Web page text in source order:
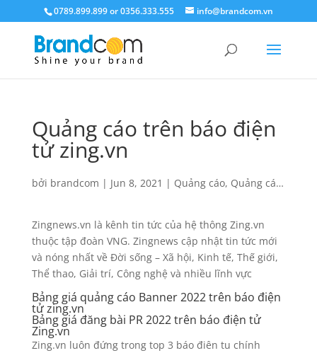
0789.899.899 or 0356.333.555 info@brandcom.vn
Quảng cáo trên báo điện
tử zing.vn
bởi brandcom | Jun 8, 2021 | Quảng cáo, Quảng cáo
Zingnews.vn là kênh tin tức của hệ thông Zing.vn
thuộc tập đoàn VNG. Zingnews cập nhật tin tức mới
và nóng nhất về Đời sống – Xã hội, Kinh tế, Thế giới,
Thể thao, Giải trí, Công nghệ và nhiều lĩnh vực
Bảng giá quảng cáo Banner 2022 trên báo điện
tử zing.vn
Bảng giá đăng bài PR 2022 trên báo điện tử
Zing.vn
Zing.vn luôn đứng trong top 3 báo điên tu chính